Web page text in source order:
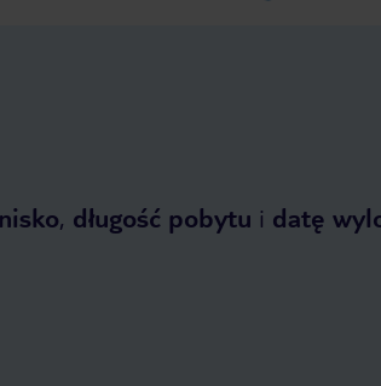
, długość pobytu i datę